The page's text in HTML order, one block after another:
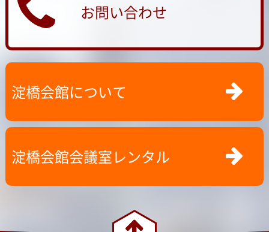
お問い合わせ
淀橋会館について
淀橋会館会議室レンタル